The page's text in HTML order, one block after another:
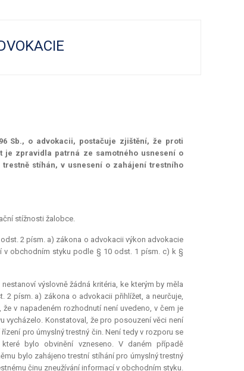
Sb., o advokacii, postačuje zjištění, že proti
je zpravidla patrná ze samotného usnesení o
stíhán, v usnesení o zahájení trestního
stížnosti žalobce.
2 písm. a) zákona o advokacii výkon advokacie
v obchodním styku podle § 10 odst. 1 písm. c) k §
výslovně žádná kritéria, ke kterým by měla
písm. a) zákona o advokacii přihlížet, a neurčuje,
v napadeném rozhodnutí není uvedeno, v čem je
vycházelo. Konstatoval, že pro posouzení věci není
pro úmyslný trestný čin. Není tedy v rozporu se
bylo obvinění vzneseno. V daném případě
bylo zahájeno trestní stíhání pro úmyslný trestný
činu zneužívání informací v obchodním styku.